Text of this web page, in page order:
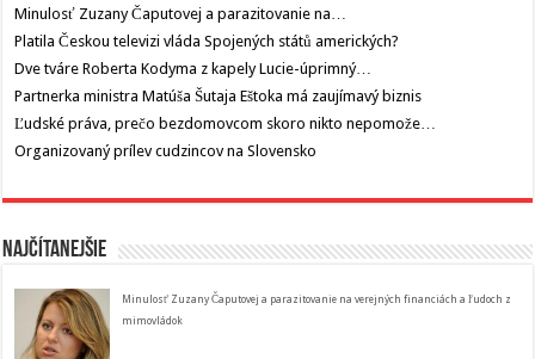
Minulosť Zuzany Čaputovej a parazitovanie na…
Platila Českou televizi vláda Spojených států amerických?
Dve tváre Roberta Kodyma z kapely Lucie-úprimný…
Partnerka ministra Matúša Šutaja Eštoka má zaujímavý biznis
Ľudské práva, prečo bezdomovcom skoro nikto nepomože…
Organizovaný prílev cudzincov na Slovensko
Najčítanejšie
Minulosť Zuzany Čaputovej a parazitovanie na verejných financiách a ľudoch z
mimovládok